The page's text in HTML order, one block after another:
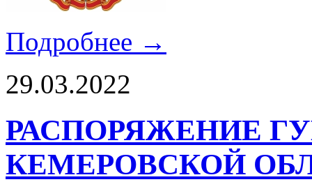
Подробнее →
29.03.2022
РАСПОРЯЖЕНИЕ
КЕМЕРОВСКОЙ